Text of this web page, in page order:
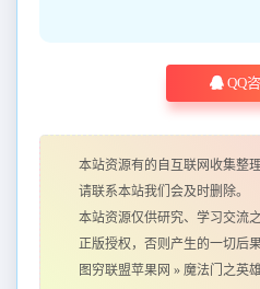
QQ
本站资源有的自互联网收集整
请联系本站我们会及时删除。
本站资源仅供研究、学习交流
正版授权，否则产生的一切后
图穷联盟苹果网 » 魔法门之英